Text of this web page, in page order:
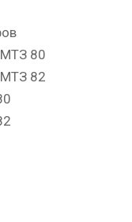
МТЗ 80
МТЗ 82